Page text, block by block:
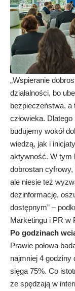
„Wspieranie
działalności, bo
bezpieczeństwa, a
człowieka.
budujemy wokół
wiedzą, jak i
aktywność. W tym
dobrostan
ale niesie też
dezinformację,
dostępnym” –
Marketingu i PR w
Po godzinach
Prawie połowa
najmniej 4 godziny
sięga 75%. Co
że spędzają w